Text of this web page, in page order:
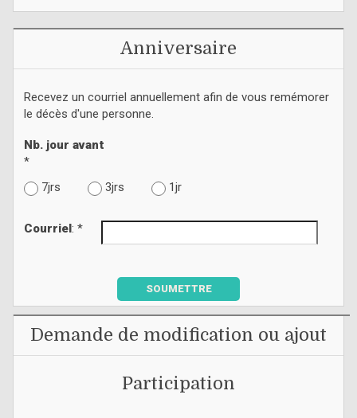
Anniversaire
Recevez un courriel annuellement afin de vous remémorer
le décès d'une personne.
Nb. jour avant
*
7jrs
3jrs 1jr
Courriel : *
SOUMETTRE
Demande de modification ou ajout
Participation